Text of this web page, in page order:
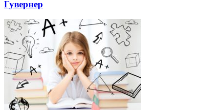
Гувернер